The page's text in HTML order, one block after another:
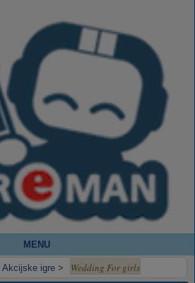
MENU
Akcijske igre > Wedding For girls